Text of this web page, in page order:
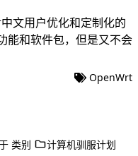
文用户优化和定制化的
能和软件包，但是又不会
OpenWrt
类别 计算机驯服计划